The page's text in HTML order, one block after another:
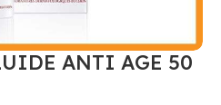
ANTI AGE 50